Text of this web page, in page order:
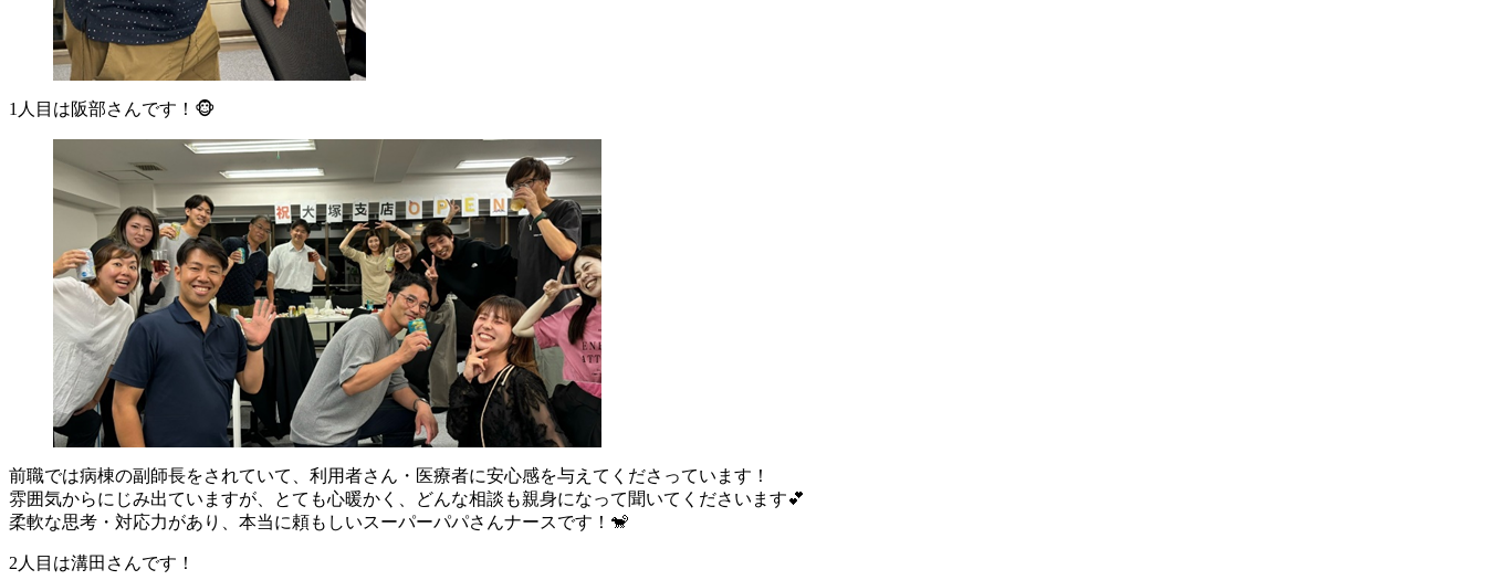
1人目は阪部さんです！🐵
前職では病棟の副師長をされていて、利用者さん・医療者に安心感を与えてくださっています！
雰囲気からにじみ出ていますが、とても心暖かく、どんな相談も親身になって聞いてくださいます💕
柔軟な思考・対応力があり、本当に頼もしいスーパーパパさんナースです！🐒
2人目は溝田さんです！